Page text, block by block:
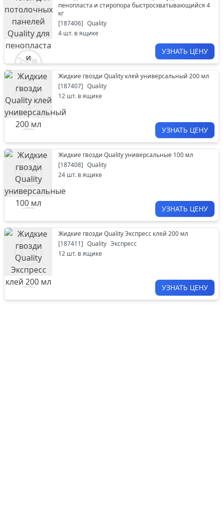
пенопласта и стиропора быстросхватывающийся 4
кг
[187406] Quality
4 шт. в ящике
УЗНАТЬ ЦЕНУ
Жидкие гвозди Quality клей универсальный 200 мл
[187407] Quality
12 шт. в ящике
УЗНАТЬ ЦЕНУ
Жидкие гвозди Quality универсальные 100 мл
[187408] Quality
24 шт. в ящике
УЗНАТЬ ЦЕНУ
Жидкие гвозди Quality Экспресс клей 200 мл
[187411] Quality Экспресс
12 шт. в ящике
УЗНАТЬ ЦЕНУ